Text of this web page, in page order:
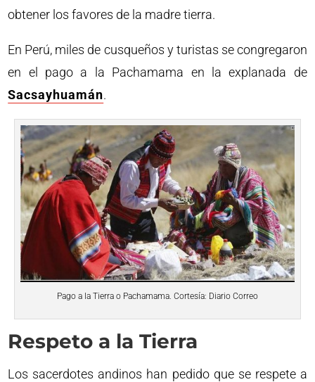
obtener los favores de la madre tierra.
En Perú, miles de cusqueños y turistas se congregaron
en el pago a la Pachamama en la explanada de
Sacsayhuamán.
Pago a la Tierra o Pachamama. Cortesía: Diario Correo
Respeto a la Tierra
Los sacerdotes andinos han pedido que se respete a